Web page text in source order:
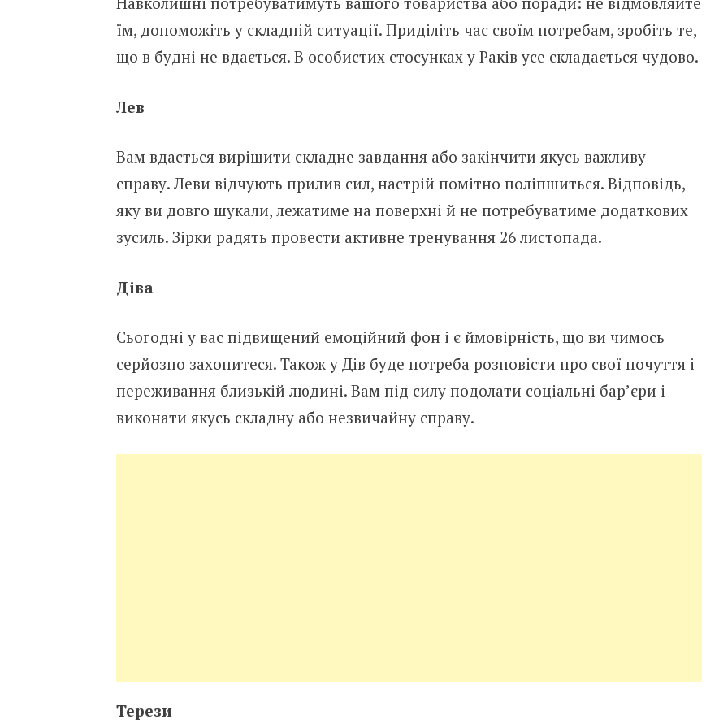
їм, допоможіть у складній ситуації. Приділіть час своїм потребам, зробіть те,
що в будні не вдається. В особистих стосунках у Раків усе складається чудово.
Лев
Вам вдасться вирішити складне завдання або закінчити якусь важливу
справу. Леви відчують прилив сил, настрій помітно поліпшиться. Відповідь,
яку ви довго шукали, лежатиме на поверхні й не потребуватиме додаткових
зусиль. Зірки радять провести активне тренування 26 листопада.
Діва
Сьогодні у вас підвищений емоційний фон і є ймовірність, що ви чимось
серйозно захопитеся. Також у Дів буде потреба розповісти про свої почуття і
переживання близькій людині. Вам під силу подолати соціальні бар’єри і
виконати якусь складну або незвичайну справу.
Терези